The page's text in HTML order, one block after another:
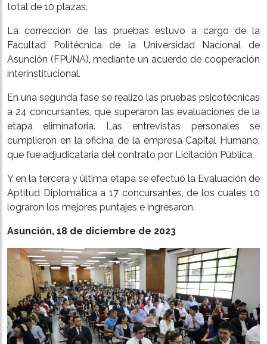
total de 10 plazas.
La corrección de las pruebas estuvo a cargo de la
Facultad Politécnica de la Universidad Nacional de
Asunción (FPUNA), mediante un acuerdo de cooperación
interinstitucional.
En una segunda fase se realizó las pruebas psicotécnicas
a 24 concursantes, que superaron las evaluaciones de la
etapa eliminatoria. Las entrevistas personales se
cumplieron en la oficina de la empresa Capital Humano,
que fue adjudicataria del contrato por Licitación Pública.
Y en la tercera y última etapa se efectuó la Evaluación de
Aptitud Diplomática a 17 concursantes, de los cuales 10
lograron los mejores puntajes e ingresaron.
Asunción, 18 de diciembre de 2023